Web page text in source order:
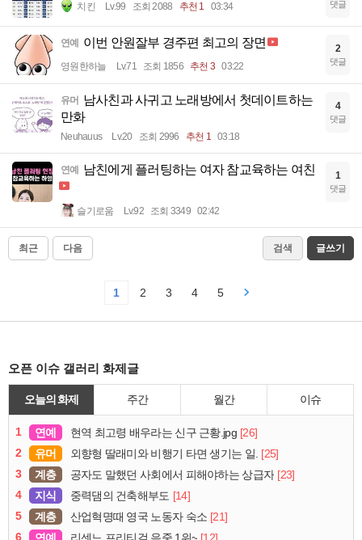
치킨 Lv.99 조회 2088 추천 1 03:34 댓글
연예 이번 안원잘부 경주편 최고의 장면
영원한하늘 Lv.71 조회 1856 추천 3 03:22
2
댓글
유머 남사친과 사귀고 노래방에서 첫데이트하는
만화
Neuhauus Lv.20 조회 2996 추천 1 03:18
4
댓글
연예 남친에게 플러팅하는 여자 참교육하는 여친
슬기로움 Lv.92 조회 3349 02:42
1
댓글
최근 다음 검색 글쓰기
1 2 3 4 5
오픈 이슈 갤러리 화제글
오늘의 화제 주간 월간 이슈
1 연예 현역 최고령 배우라는 신구 근황.jpg [26]
2
유머 외향형 딸래미와 비행기 타면 생기는 일. [25]
3
계층 공자도 말했던 사회에서 피해야하는 상급자 [23]
4
지식 중력댐의 건축해부도 [14]
5
계층 산업혁명때 영국 노동자 숙소 [21]
6